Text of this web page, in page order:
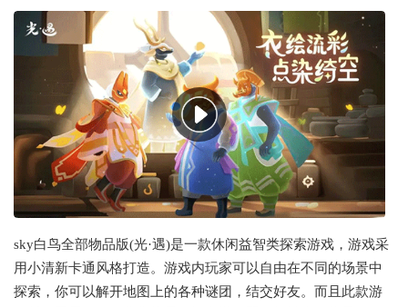
sky白鸟全部物品版(光·遇)是一款休闲益智类探索游戏，游戏采
用小清新卡通风格打造。游戏内玩家可以自由在不同的场景中
探索，你可以解开地图上的各种谜团，结交好友。而且此款游